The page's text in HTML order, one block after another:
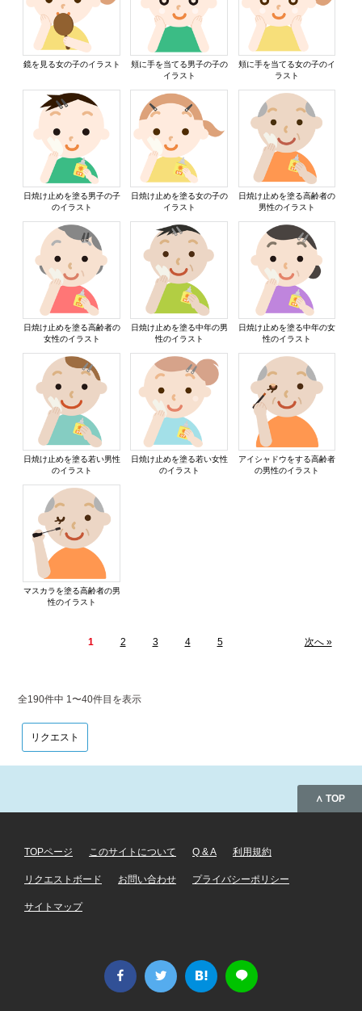
鏡を見る女の子のイラスト
頬に手を当てる男子の子の
イラスト
頬に手を当てる女の子のイ
ラスト
日焼け止めを塗る男子の子
のイラスト
日焼け止めを塗る女の子の
イラスト
日焼け止めを塗る高齢者の
男性のイラスト
日焼け止めを塗る高齢者の
女性のイラスト
日焼け止めを塗る中年の男
性のイラスト
日焼け止めを塗る中年の女
性のイラスト
日焼け止めを塗る若い男性
のイラスト
日焼け止めを塗る若い女性
のイラスト
アイシャドウをする高齢者
の男性のイラスト
マスカラを塗る高齢者の男
性のイラスト
1 2 3 4 5 次へ »
全190件中 1〜40件目を表示
リクエスト
∧ TOP
TOPページ このサイトについて Q & A 利用規約
リクエストボード お問い合わせ プライバシーポリシー
サイトマップ